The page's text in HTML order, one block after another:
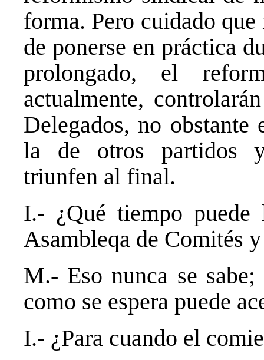
forma. Pero cuidado que
de ponerse en práctica
prolongado, el
actualmente,
Delegados, no obstante
la de otros partidos
triunfen al final.
I.- ¿Qué tiempo
Asambleqa de Comités
M.- Eso nunca se
como se espera puede
I.- ¿Para cuando el